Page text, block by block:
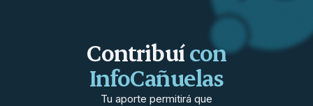
Contribuícon
InfoCañuelas
Tu aporte permitirá que